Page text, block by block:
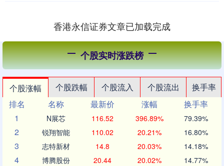
香港永信证券文章已加载完成
个股实时涨跌榜
个股涨幅 个股跌幅 个股流入 个股流出
换手率
排名
名称 最新价 涨幅
换手率
1
N展芯 116.52 396.89% 79.39%
2 锐翔智能 110.02 20.21% 16.80%
3 志特新材 14.8 20.03% 14.18%
4 博腾股份 20.44 20.02% 14.77%